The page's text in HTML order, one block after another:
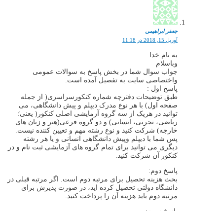
جعفر ابراهیمی
آوریل 15, 2018 در 11:18
به نام خدا
وباسلام
جواب سوال شما در بخش پاسخ به سوالات عمومی
واختصاصی سایت به تفصیل آمده است.
پاسخ اول :
طبق توضیحات دفترچه شماره کنکورسراسری( از جمله
صفحه اول) با هر نوع مدرک دیپلم و پیش دانشگاهی، می
توانید در هریک از سه گروه آزمایشی اصلی کنکور( یعنی؛
ریاضی، تجربی، انسانی) و دو گروه فرعی(هنر و زبان های
خارجه) شرکت کنید و نوع رشته مهم و تعیین کننده نیست.
پس شما با دیپلم وپیش دانشگاهی انسانی و یا هر رشته
دیگری می توانید برای تمام گروه های آزمایشی ثبت نام و در
کنکور آن شرکت کنید.
پاسخ دوم:
بحث هزینه تحصیل برای مرتبه دوم است. اگر مرتبه قبلی در
دانشگاه دولتی تحصیل کرده اید، در صورت پذیرش برای
مرتبه دوم باید هزینه آن را پرداخت کنید.